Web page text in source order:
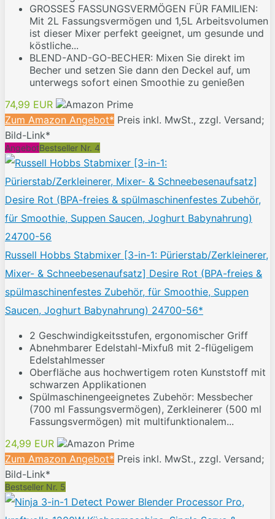
GROSSES FASSUNGSVERMÖGEN FÜR FAMILIEN:
Mit 2L Fassungsvermögen und 1,5L Arbeitsvolumen
ist dieser Mixer perfekt geeignet, um gesunde und
köstliche...
BLEND-AND-GO-BECHER: Mixen Sie direkt im
Becher und setzen Sie dann den Deckel auf, um
unterwegs sofort einen Smoothie zu genießen
74,99 EUR
Zum Amazon Angebot* Preis inkl. MwSt., zzgl. Versand;
Bild-Link*
AngebotBestseller Nr. 4
Russell Hobbs Stabmixer [3-in-1: Pürierstab/Zerkleinerer,
Mixer- & Schneebesenaufsatz] Desire Rot (BPA-freies &
spülmaschinenfestes Zubehör, für Smoothie, Suppen
Saucen, Joghurt Babynahrung) 24700-56*
2 Geschwindigkeitsstufen, ergonomischer Griff
Abnehmbarer Edelstahl-Mixfuß mit 2-flügeligem
Edelstahlmesser
Oberfläche aus hochwertigem roten Kunststoff mit
schwarzen Applikationen
Spülmaschinengeeignetes Zubehör: Messbecher
(700 ml Fassungsvermögen), Zerkleinerer (500 ml
Fassungsvermögen) mit multifunktionalem...
24,99 EUR
Zum Amazon Angebot* Preis inkl. MwSt., zzgl. Versand;
Bild-Link*
Bestseller Nr. 5